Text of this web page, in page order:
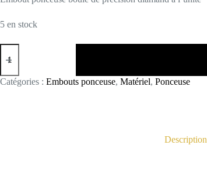
5 en stock
quantité
de
02
Catégories : Embouts ponceuse, Matériel, Ponceuse
Description